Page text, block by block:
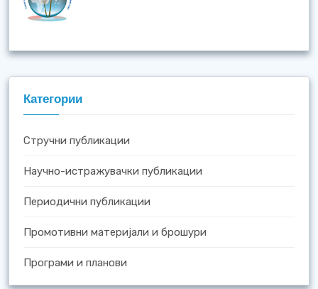
Категории
Стручни публикации
Научно-истражувачки публикации
Периодични публикации
Промотивни материјали и брошури
Програми и планови